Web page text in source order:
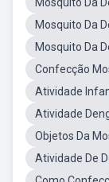
Mosquito Da
Mosquito Da
Confecção
Atividade
Atividade
Objetos Da
Atividade De